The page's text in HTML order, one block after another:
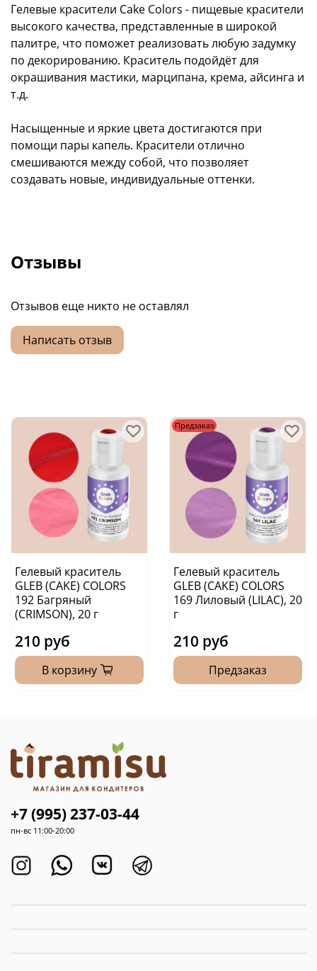
Гелевые красители Cake Colors - пищевые красители
высокого качества, представленные в широкой
палитре, что поможет реализовать любую задумку
по декорированию. Краситель подойдёт для
окрашивания мастики, марципана, крема, айсинга и
т.д.
Насыщенные и яркие цвета достигаются при
помощи пары капель. Красители отлично
смешиваются между собой, что позволяет
создавать новые, индивидуальные оттенки.
Отзывы
Отзывов еще никто не оставлял
Написать отзыв
Гелевый краситель
GLEB (CAKE) COLORS
192 Багряный
(CRIMSON), 20 г
210 руб
В корзину
Предзаказ
Гелевый краситель
GLEB (CAKE) COLORS
169 Лиловый (LILAC), 20
г
210 руб
Предзаказ
+7 (995) 237-03-44
пн-вс 11:00-20:00